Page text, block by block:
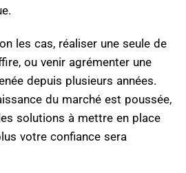
les cas, réaliser une seule de
ou venir agrémenter une
depuis plusieurs années.
du marché est poussée,
solutions à mettre en place
votre confiance sera